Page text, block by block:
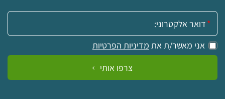
אימייל:
אני מאשר/ת את מדיניות הפרטיות
צרפו אותי